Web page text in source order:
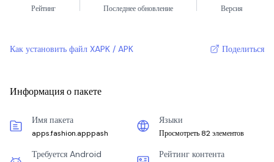
Рейтинг Последнее обновление Версия
Как установить файл XAPK / APK Поделиться
Информация о пакете
Имя пакета
apps.fashion.apppash
Языки
Просмотреть 82 элементов
Требуется Android Рейтинг контента